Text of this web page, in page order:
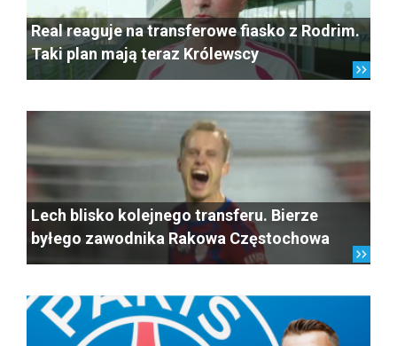
Real reaguje na transferowe fiasko z Rodrim.
Taki plan mają teraz Królewscy
Lech blisko kolejnego transferu. Bierze
byłego zawodnika Rakowa Częstochowa